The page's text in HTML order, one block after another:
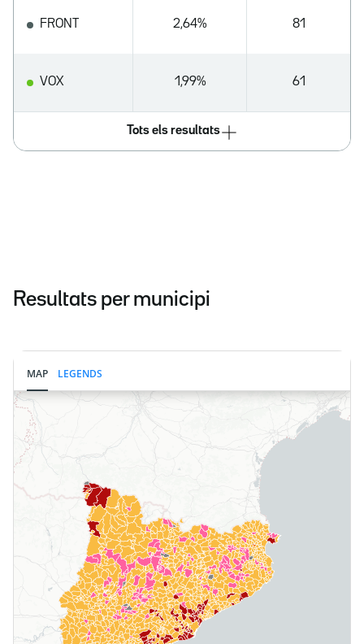
FRONT 2,64% 81
VOX 1,99% 61
Tots els resultats
Resultats per municipi